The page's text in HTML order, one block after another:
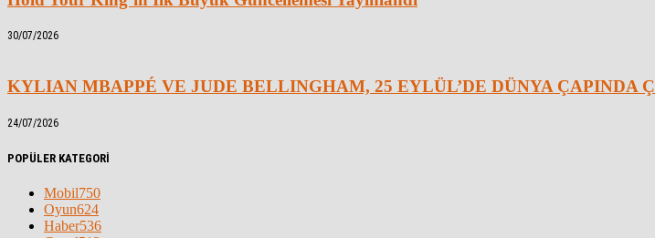
30/07/2026
KYLIAN MBAPPÉ VE JUDE BELLINGHAM, 25 EYLÜL’DE DÜNYA ÇAPINDA
24/07/2026
POPÜLER KATEGORİ
Mobil750
Oyun624
Haber536